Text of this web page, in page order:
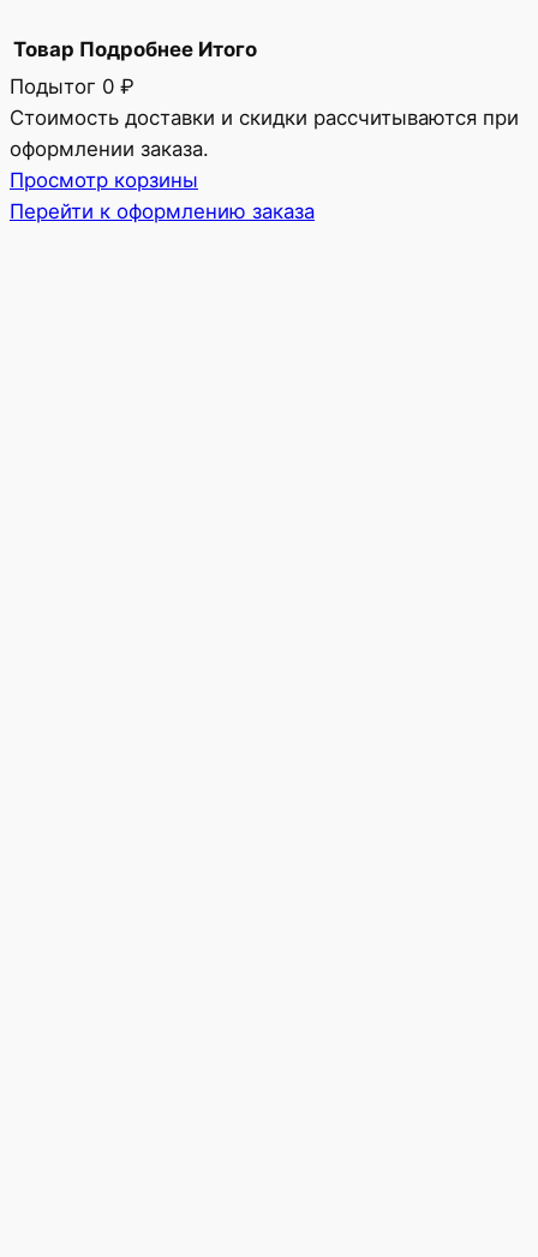
Товары
в
корзине
Товар Подробнее Итого
Подытог 0 ₽
Стоимость доставки и скидки рассчитываются при
оформлении заказа.
Просмотр корзины
Перейти к оформлению заказа